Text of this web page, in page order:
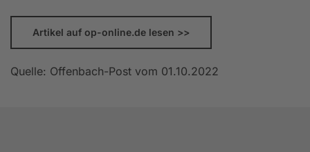
Artikel auf op-online.de lesen >>
Quelle: Offenbach-Post vom 01.10.2022